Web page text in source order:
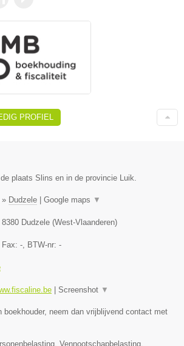
PROFIEL
plaats Slins en in de provincie Luik.
» Dudzele Google maps ▼
8380 Dudzele (West-Vlaanderen)
Fax: -, BTW-nr: -
Screenshot ▼
boekhouder, neem dan vrijblijvend contact met
Vennootschapbelasting,